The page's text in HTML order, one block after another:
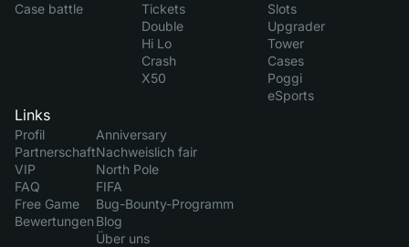
Case battle
Tickets
Double
Hi Lo
Crash
X50
Slots
Upgrader
Tower
Cases
Poggi
eSports
Links
Profil
Partnerschaft
VIP
FAQ
Free Game
Bewertungen
Anniversary
Nachweislich fair
North Pole
FIFA
Bug-Bounty-Programm
Blog
Über uns